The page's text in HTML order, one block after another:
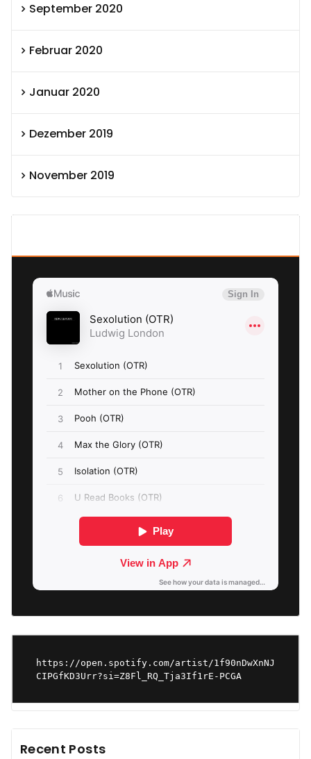
September 2020
Februar 2020
Januar 2020
Dezember 2019
November 2019
https://open.spotify.com/artist/1f90nDwXnNJ
CIPGfKD3Urr?si=Z8Fl_RQ_Tja3If1rE-PCGA
Recent Posts